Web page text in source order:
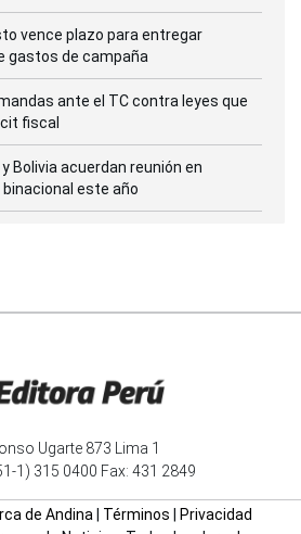
vence plazo para entregar
gastos de campaña
ante el TC contra leyes que
fiscal
Bolivia acuerdan reunión en
este año
Ugarte 873 Lima 1
1) 315 0400 Fax: 431 2849
de Andina Términos
Privacidad